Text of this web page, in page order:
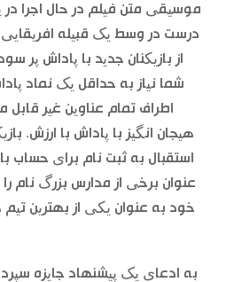
موسیقی متن فیلم در حال اجرا
درست در وسط یک قبیله
از بازیکنان جدید با پاداش پر
شما نیاز به حداقل یک نماد
اطراف تمام عناوین غیر
هیجان انگیز با پاداش با ارزش.
استقبال به ثبت نام برای حساب
عنوان برخی از مدارس بزرگ نام
خود به عنوان یکی از بهترین
به ادعای یک پیشنهاد جایزه